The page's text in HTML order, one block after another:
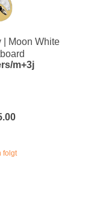
| Moon White
m+3j
folgt